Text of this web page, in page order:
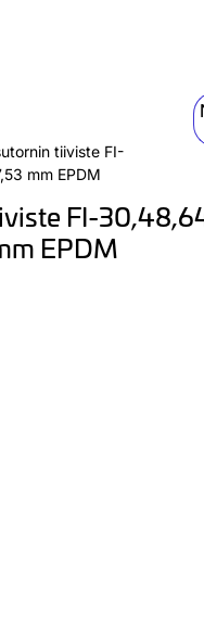
tiiviste FI-
mm EPDM
FI-
EPDM